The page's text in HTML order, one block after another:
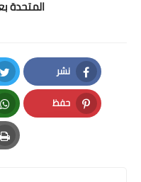
المتحدة
نشر
Facebook
حفظ
Pinterest